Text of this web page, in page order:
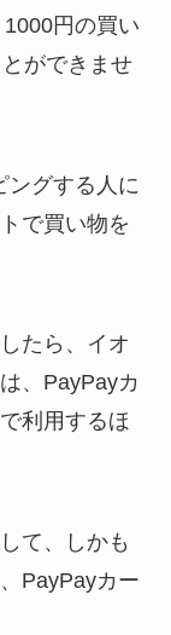
円の買い
ができませ
ングする人に
で買い物を
たら、イオ
、PayPayカ
利用するほ
て、しかも
PayPayカー